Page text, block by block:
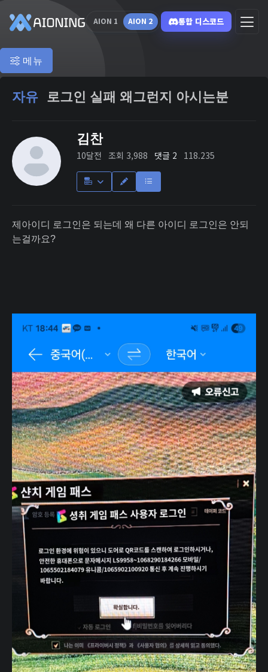
AION 1 AION 2 통합 디스코드
메뉴
자유 로그인 실패 왜그런지 아시는분
김찬
10달전 조회 3,988 댓글 2 118.235
제아이디 로그인은 되는데 왜 다른 아이디 로그인은 안되
는걸까요?